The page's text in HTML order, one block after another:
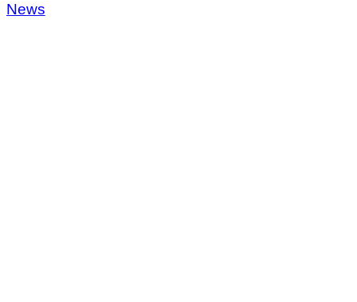
News